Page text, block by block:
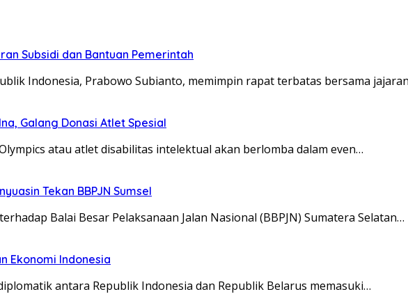
Subsidi dan Bantuan Pemerintah
Indonesia, Prabowo Subianto, memimpin rapat terbatas bersama
Galang Donasi Atlet Spesial
atau atlet disabilitas intelektual akan berlomba dalam even…
Tekan BBPJN Sumsel
Balai Besar Pelaksanaan Jalan Nasional (BBPJN) Sumatera Selatan…
Ekonomi Indonesia
antara Republik Indonesia dan Republik Belarus memasuki…